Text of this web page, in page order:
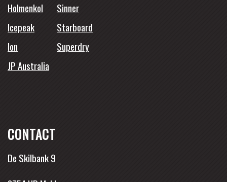
Holmenkol
Sinner
Icepeak
Starboard
Ion
Superdry
JP Australia
CONTACT
De Skilbank 9